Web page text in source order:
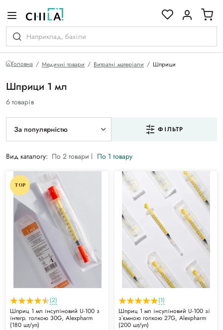
Головна Медичні товари Витратні матеріали Шприци
Шприци 1 мл
6 товарів
За популярністю ФІЛЬТР
Вид каталогу: По 2 товари По 1 товару
TOP
(2)
Шприц 1 мл інсуліновий U-100 з
інтегр. голкою 30G, Alexpharm
(180 шт/уп)
(1)
Шприц 1 мл інсуліновий U-100 зі
зʼємною голкою 27G, Alexpharm
(200 шт/уп)
гамі